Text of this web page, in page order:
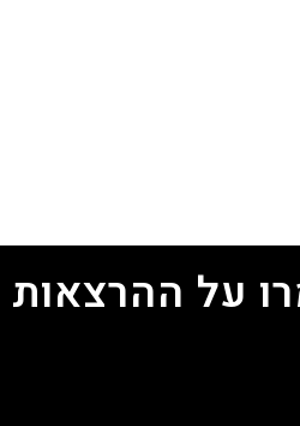
על ההרצאות